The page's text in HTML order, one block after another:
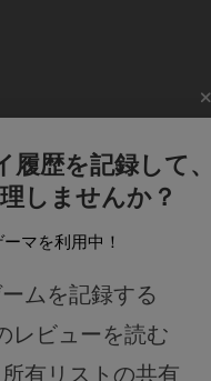
歴を記録して、
しませんか？
マを利用中！
ムを記録する
レビューを読む
有リストの共有
新作・再入荷情報